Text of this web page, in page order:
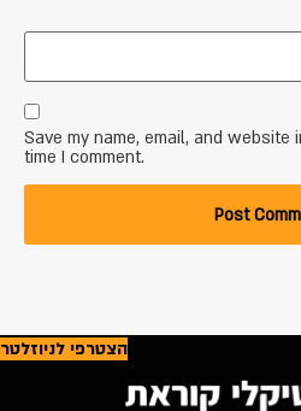
Save my name, email, and
time I comment.
הצטרפי לניוזלטר